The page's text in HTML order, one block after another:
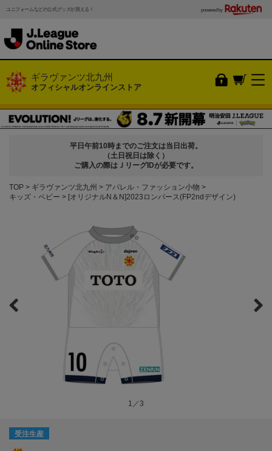
ユニフォームなどの公式グッズが買える！ powered by
ギラヴァンツ北九州
オフィシャルオンラインストア
平日午前10時までのご注文は当日出荷。
（土日祝日は除く）
ご購入の際はＪリーグIDが必要です。
TOP ギラヴァンツ北九州
アパレル・ファッション小物
キッズ・ベビー
[オリジナルN＆N]2023ロンパース(FP2ndデザイン)
1／3
受注生産